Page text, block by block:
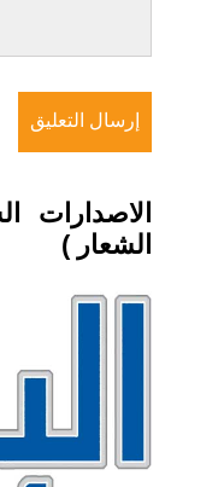
الشعار )